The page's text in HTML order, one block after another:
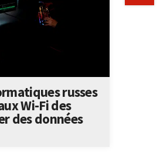
russes
Wi-Fi des
des données